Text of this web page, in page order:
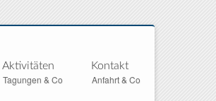
Aktivitäten
Tagungen & Co
Kontakt
Anfahrt & Co